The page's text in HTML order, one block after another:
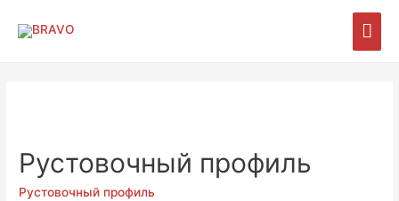
Рустовочный профиль
Рустовочный профиль